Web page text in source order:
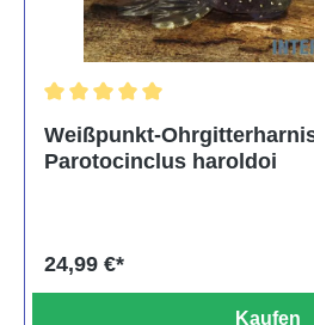
Weißpunkt-
Parotocinclus haroldoi
24,99 €*
Kaufen